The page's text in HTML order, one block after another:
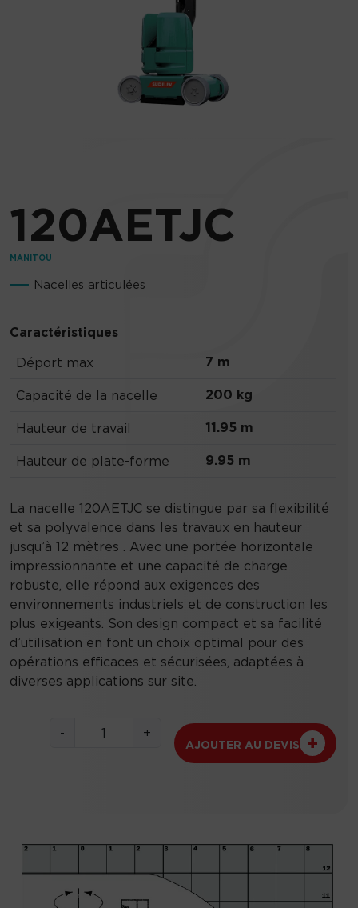
120AETJC
MANITOU
Nacelles articulées
Caractéristiques
Déport max 7 m
Capacité de la nacelle 200 kg
Hauteur de travail 11.95 m
Hauteur de plate-forme 9.95 m
La nacelle 120AETJC se distingue par sa flexibilité
et sa polyvalence dans les travaux en hauteur
jusqu’à 12 mètres . Avec une portée horizontale
impressionnante et une capacité de charge
robuste, elle répond aux exigences des
environnements industriels et de construction les
plus exigeants. Son design compact et sa facilité
d’utilisation en font un choix optimal pour des
opérations efficaces et sécurisées, adaptées à
diverses applications sur site.
-
t
d
e
+
AJOUTER AU DEVIS